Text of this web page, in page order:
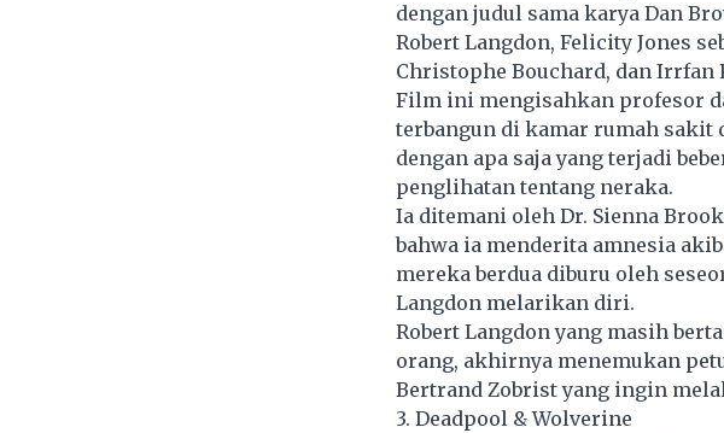
dengan judul sama karya Dan
Robert Langdon, Felicity Jones
Christophe Bouchard, dan Irrfan
Film ini mengisahkan profesor
terbangun di kamar rumah sakit
dengan apa saja yang terjadi
penglihatan tentang neraka.
Ia ditemani oleh Dr. Sienna
bahwa ia menderita amnesia
mereka berdua diburu oleh
Langdon melarikan diri.
Robert Langdon yang masih
orang, akhirnya menemukan
Bertrand Zobrist yang ingin
3. Deadpool & Wolverine